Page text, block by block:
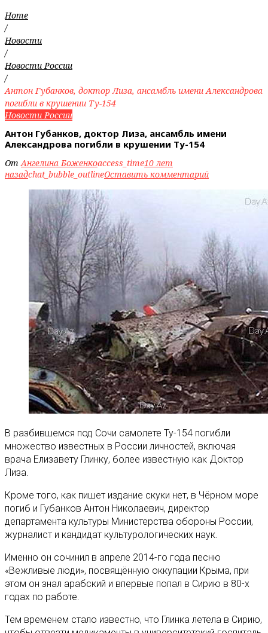
Home
/
Новости
/
Новости России
/
Антон Губанков, доктор Лиза, ансамбль имени Александрова
погибли в крушении Ту-154
Новости России
Антон Губанков, доктор Лиза, ансамбль имени
Александрова погибли в крушении Ту-154
ОтАнгелина Боженкоaccess_time10 лет
назадchat_bubble_outlineОставить комментарий
В разбившемся под Сочи самолете Ту-154 погибли
множество известных в России личностей, включая
врача Елизавету Глинку, более известную как Доктор
Лиза.
Кроме того, как пишет издание скуки нет, в Чёрном море
погиб и Губанков Антон Николаевич, директор
департамента культуры Министерства обороны России,
журналист и кандидат культурологических наук.
Именно он сочинил в апреле 2014-го года песню
«Вежливые люди», посвящённую оккупации Крыма, при
этом он знал арабский и впервые попал в Сирию в 80-х
годах по работе.
Тем временем стало известно, что Глинка летела в Сирию,